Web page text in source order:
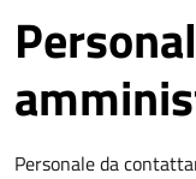
Personale da